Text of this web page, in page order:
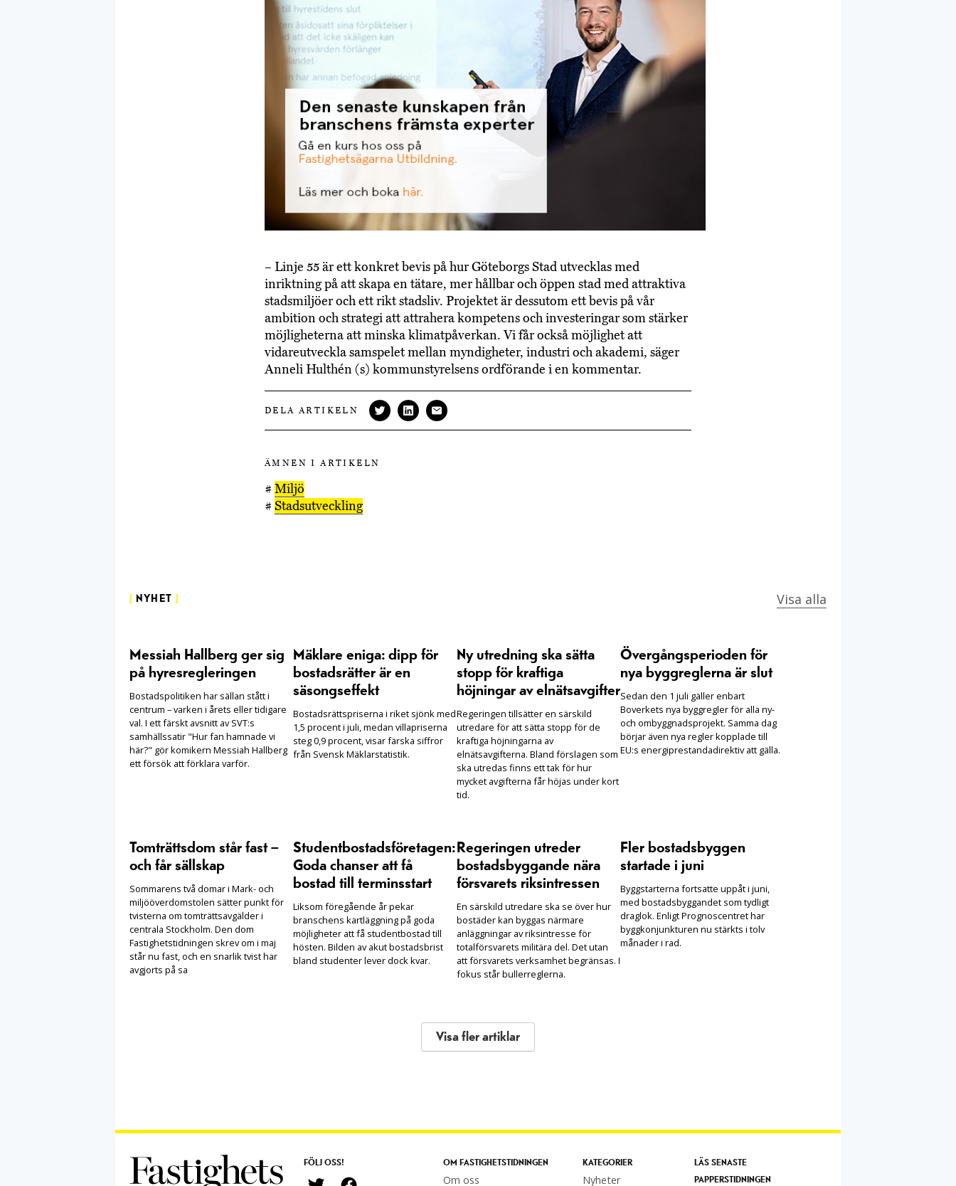
– Linje 55 är ett konkret bevis på hur Göteborgs Stad utvecklas med
inriktning på att skapa en tätare, mer hållbar och öppen stad med attraktiva
stadsmiljöer och ett rikt stadsliv. Projektet är dessutom ett bevis på vår
ambition och strategi att attrahera kompetens och investeringar som stärker
möjligheterna att minska klimatpåverkan. Vi får också möjlighet att
vidareutveckla samspelet mellan myndigheter, industri och akademi, säger
Anneli Hulthén (s) kommunstyrelsens ordförande i en kommentar.
DELA ARTIKELN
ÄMNEN I ARTIKELN
# Miljö
# Stadsutveckling
NYHET Visa alla
Messiah Hallberg ger sig
på hyresregleringen
Bostadspolitiken har sällan stått i
centrum – varken i årets eller tidigare
val. I ett färskt avsnitt av SVT:s
samhällssatir "Hur fan hamnade vi
här?" gör komikern Messiah Hallberg
ett försök att förklara varför.
Mäklare eniga: dipp för
bostadsrätter är en
säsongseffekt
Bostadsrättspriserna i riket sjönk med
1,5 procent i juli, medan villapriserna
steg 0,9 procent, visar färska siffror
från Svensk Mäklarstatistik.
Ny utredning ska sätta
stopp för kraftiga
höjningar av elnätsavgifter
Regeringen tillsätter en särskild
utredare för att sätta stopp för de
kraftiga höjningarna av
elnätsavgifterna. Bland förslagen som
ska utredas finns ett tak för hur
mycket avgifterna får höjas under kort
tid.
Övergångsperioden för
nya byggreglerna är slut
Sedan den 1 juli gäller enbart
Boverkets nya byggregler för alla ny-
och ombyggnadsprojekt. Samma dag
börjar även nya regler kopplade till
EU:s energiprestandadirektiv att gälla.
Tomträttsdom står fast –
och får sällskap
Sommarens två domar i Mark- och
miljööverdomstolen sätter punkt för
tvisterna om tomträttsavgälder i
centrala Stockholm. Den dom
Fastighetstidningen skrev om i maj
står nu fast, och en snarlik tvist har
avgjorts på sa
Studentbostadsföretagen:
Goda chanser att få
bostad till terminsstart
Liksom föregående år pekar
branschens kartläggning på goda
möjligheter att få studentbostad till
hösten. Bilden av akut bostadsbrist
bland studenter lever dock kvar.
Regeringen utreder
bostadsbyggande nära
försvarets riksintressen
En särskild utredare ska se över hur
bostäder kan byggas närmare
anläggningar av riksintresse för
totalförsvarets militära del. Det utan
att försvarets verksamhet begränsas. I
fokus står bullerreglerna.
Fler bostadsbyggen
startade i juni
Byggstarterna fortsatte uppåt i juni,
med bostadsbyggandet som tydligt
draglok. Enligt Prognoscentret har
byggkonjunkturen nu stärkts i tolv
månader i rad.
Visa fler artiklar
FÖLJ OSS! OM FASTIGHETSTIDNINGEN
Om oss
KATEGORIER
Nyheter
LÄS SENASTE
PAPPERSTIDNINGEN